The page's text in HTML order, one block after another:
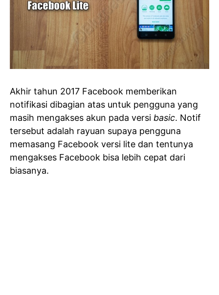
Akhir tahun 2017 Facebook memberikan
notifikasi dibagian atas untuk pengguna yang
masih mengakses akun pada versi basic. Notif
tersebut adalah rayuan supaya pengguna
memasang Facebook versi lite dan tentunya
mengakses Facebook bisa lebih cepat dari
biasanya.